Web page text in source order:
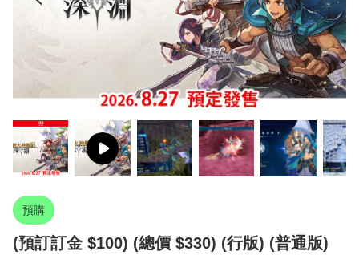
預購
(預訂訂金 $100) (總價 $330) (行版) (普通版)